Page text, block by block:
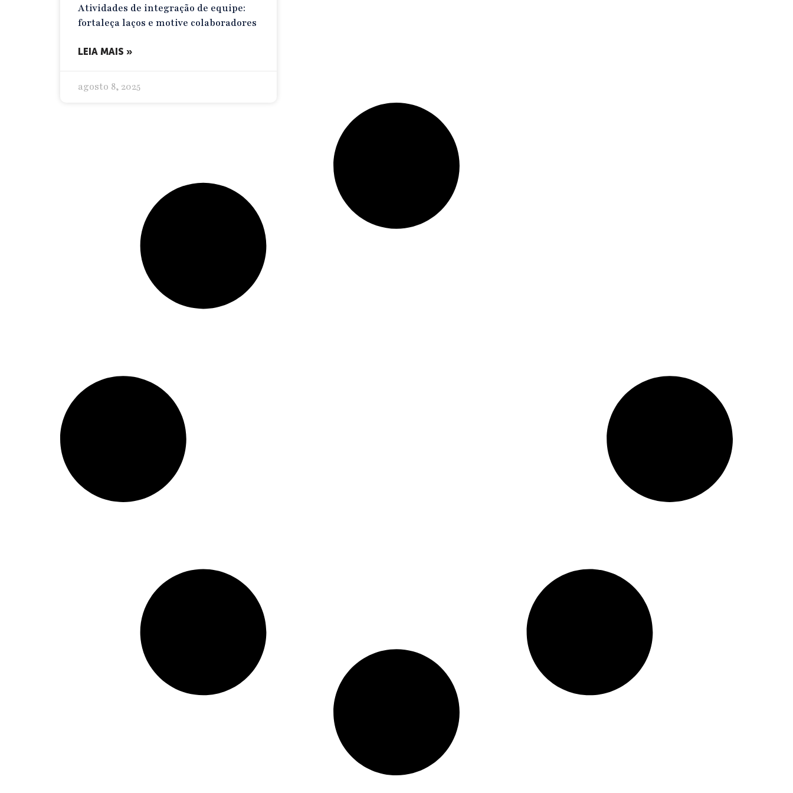
Atividades de integração de equipe:
fortaleça laços e motive colaboradores
LEIA MAIS »
agosto 8, 2025